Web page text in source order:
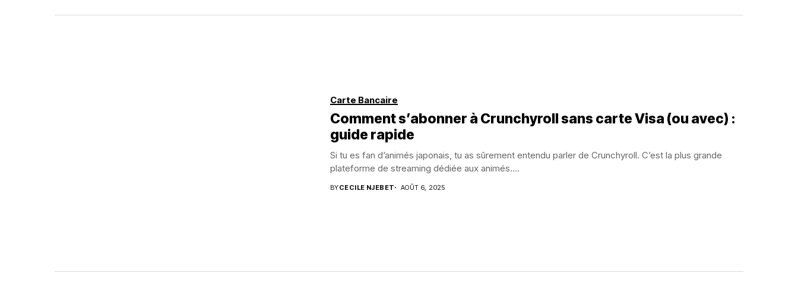
Carte Bancaire
Comment s’abonner à Crunchyroll sans carte Visa (ou avec) :
guide rapide
Si tu es fan d’animés japonais, tu as sûrement entendu parler de Crunchyroll. C’est la plus grande
plateforme de streaming dédiée aux animés....
BYCECILE NJEBET AOÛT 6, 2025